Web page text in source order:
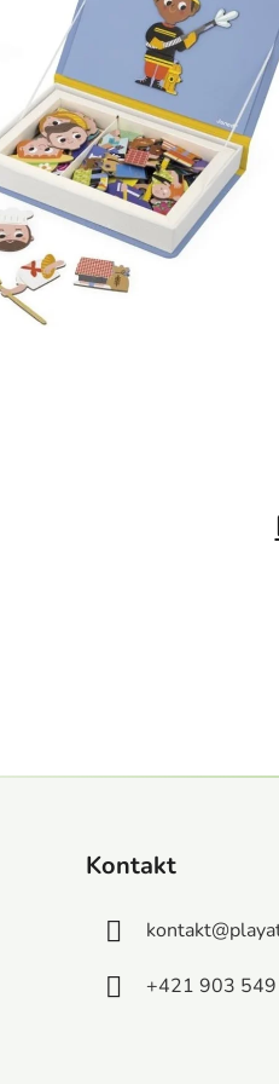
Kontakt
kontakt@
+421 903